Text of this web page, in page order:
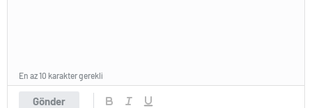
Gönder
En az 10 karakter gerekli